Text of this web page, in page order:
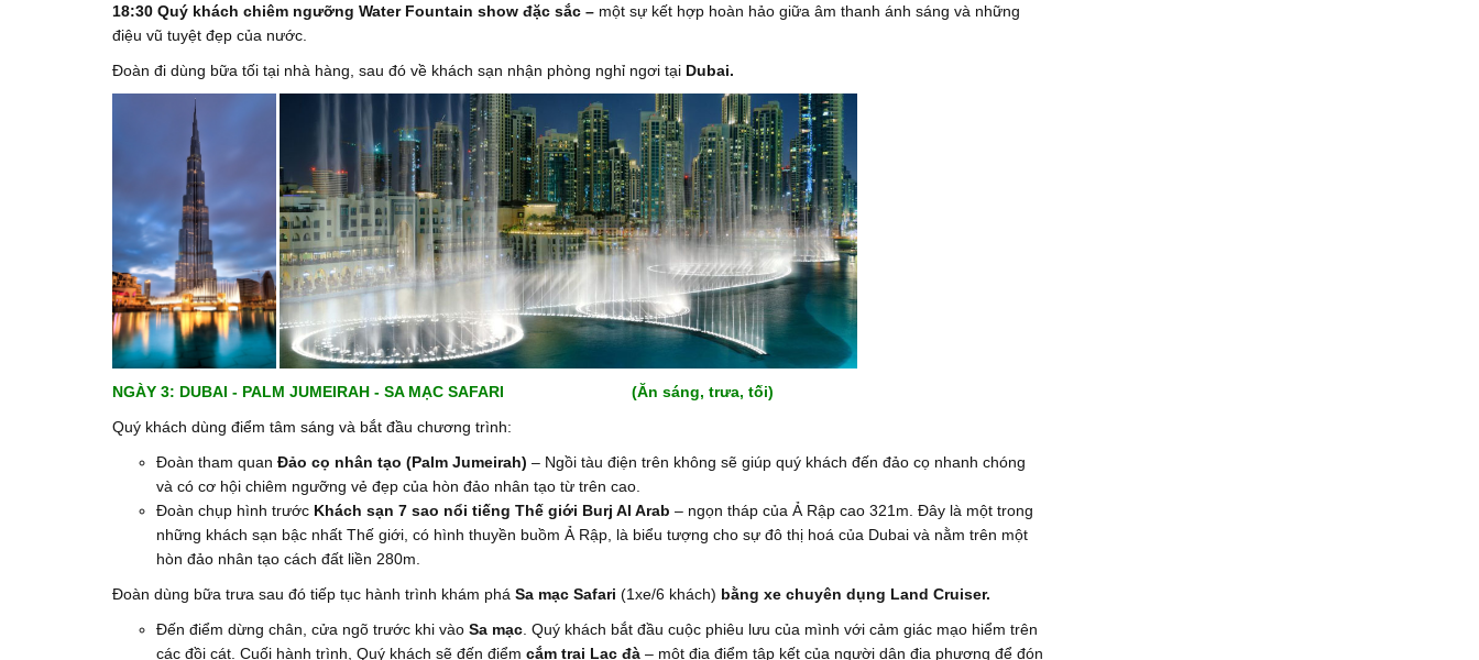
18:30 Quý khách chiêm ngưỡng Water Fountain show đặc sắc – một sự kết hợp hoàn hảo giữa âm thanh ánh sáng và những
điệu vũ tuyệt đẹp của nước.
Đoàn đi dùng bữa tối tại nhà hàng, sau đó về khách sạn nhận phòng nghỉ ngơi tại Dubai.
NGÀY 3: DUBAI - PALM JUMEIRAH - SA MẠC SAFARI
(Ăn sáng, trưa, tối)
Quý khách dùng điểm tâm sáng và bắt đầu chương trình:
Đoàn tham quan Đảo cọ nhân tạo (Palm Jumeirah) – Ngồi tàu điện trên không sẽ giúp quý khách đến đảo cọ nhanh chóng
và có cơ hội chiêm ngưỡng vẻ đẹp của hòn đảo nhân tạo từ trên cao.
Đoàn chụp hình trước Khách sạn 7 sao nổi tiếng Thế giới Burj Al Arab – ngọn tháp của Ả Rập cao 321m. Đây là một trong
những khách sạn bậc nhất Thế giới, có hình thuyền buồm Ả Rập, là biểu tượng cho sự đô thị hoá của Dubai và nằm trên một
hòn đảo nhân tạo cách đất liền 280m.
Đoàn dùng bữa trưa sau đó tiếp tục hành trình khám phá Sa mạc Safari (1xe/6 khách) bằng xe chuyên dụng Land Cruiser.
Đến điểm dừng chân, cửa ngõ trước khi vào Sa mạc . Quý khách bắt đầu cuộc phiêu lưu của mình với cảm giác mạo hiểm trên
các đồi cát. Cuối hành trình, Quý khách sẽ đến điểm cắm trại Lạc đà – một địa điểm tập kết của người dân địa phương để đón